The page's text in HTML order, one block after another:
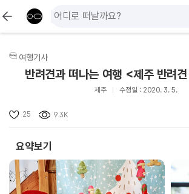
여행기사
반려견과 떠나는 여행 <제주 반려
제주 수정일 : 2020. 3. 5.
25 9.3K
요약보기